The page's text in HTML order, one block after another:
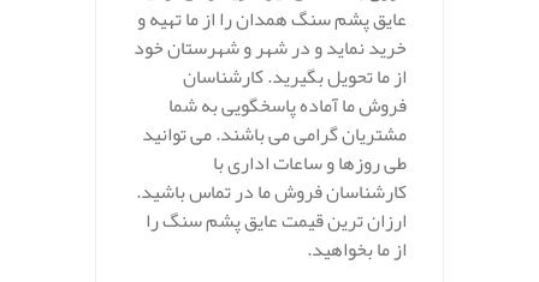
عایق پشم سنگ همدان را از ما تهیه و
خرید نماید و در شهر و شهرستان خود
از ما تحویل بگیرید. کارشناسان
فروش ما آماده پاسخگویی به شما
مشتریان گرامی می باشند. می توانید
طی روزها و ساعات اداری با
کارشناسان فروش ما در تماس باشید.
ارزان ترین قیمت عایق پشم سنگ را
از ما بخواهید.